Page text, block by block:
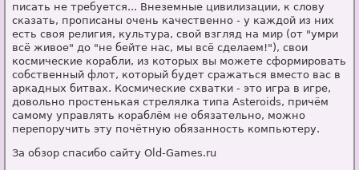
писать не требуется... Внеземные цивилизации, к слову
сказать, прописаны очень качественно - у каждой из них
есть своя религия, культура, свой взгляд на мир (от "умри
всё живое" до "не бейте нас, мы всё сделаем!"), свои
космические корабли, из которых вы можете сформировать
собственный флот, который будет сражаться вместо вас в
аркадных битвах. Космические схватки - это игра в игре,
довольно простенькая стрелялка типа Asteroids, причём
самому управлять кораблём не обязательно, можно
перепоручить эту почётную обязанность компьютеру.
За обзор спасибо сайту Old-Games.ru